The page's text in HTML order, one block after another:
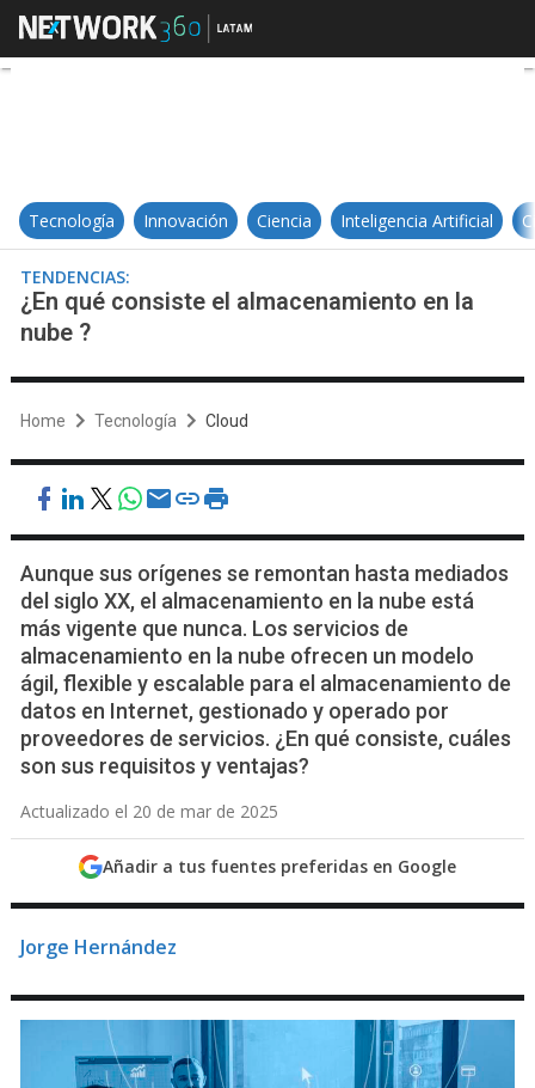
¿En qué consiste el
Tecnología Innovación Ciencia Inteligencia Artificial
TENDENCIAS:
¿En qué consiste el almacenamiento en la
nube ?
Home Tecnología Cloud
Aunque sus orígenes se remontan hasta mediados
del siglo XX, el almacenamiento en la nube está
más vigente que nunca. Los servicios de
almacenamiento en la nube ofrecen un modelo
ágil, flexible y escalable para el almacenamiento de
datos en Internet, gestionado y operado por
proveedores de servicios. ¿En qué consiste, cuáles
son sus requisitos y ventajas?
Actualizado el 20 de mar de 2025
Añadir a tus fuentes preferidas en Google
Jorge Hernández